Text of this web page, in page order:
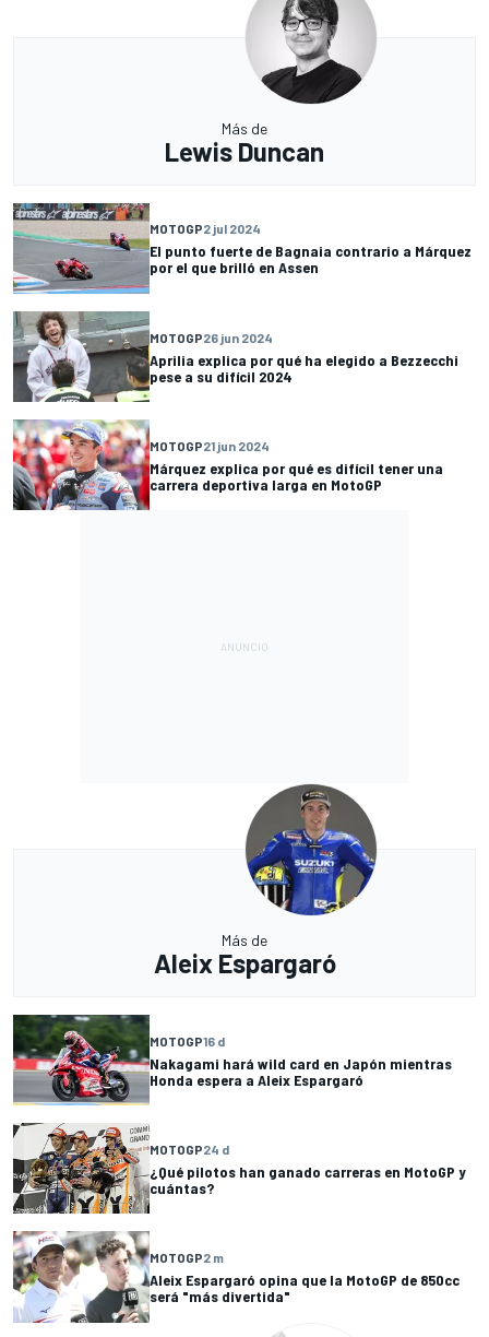
Más de
Lewis Duncan
MOTOGP2 jul 2024
El punto fuerte de Bagnaia contrario a Márquez
por el que brilló en Assen
MOTOGP26 jun 2024
Aprilia explica por qué ha elegido a Bezzecchi
pese a su difícil 2024
MOTOGP21 jun 2024
Márquez explica por qué es difícil tener una
carrera deportiva larga en MotoGP
Más de
Aleix Espargaró
MOTOGP16 d
Nakagami hará wild card en Japón mientras
Honda espera a Aleix Espargaró
MOTOGP24 d
¿Qué pilotos han ganado carreras en MotoGP y
cuántas?
MOTOGP2 m
Aleix Espargaró opina que la MotoGP de 850cc
será "más divertida"